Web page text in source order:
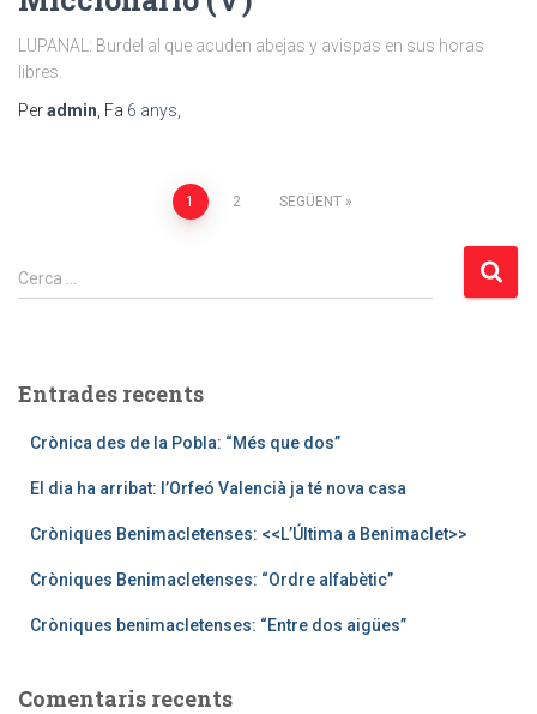
LUPANAL: Burdel al que acuden abejas y avispas en sus horas
libres.
Peradmin , Fa 6 anys
de
1 2 SEGÜENT
C
e
:
Cerca …
Entrades recents
Crònica des de la Pobla: “Més que dos”
El dia ha arribat: l’Orfeó Valencià ja té nova casa
Cròniques Benimacletenses: <<L’Última a Benimaclet>>
Cròniques Benimacletenses: “Ordre alfabètic”
Cròniques benimacletenses: “Entre dos aigües”
Comentaris recents